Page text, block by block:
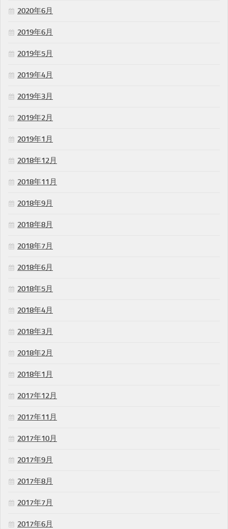
2020年6月
2019年6月
2019年5月
2019年4月
2019年3月
2019年2月
2019年1月
2018年12月
2018年11月
2018年9月
2018年8月
2018年7月
2018年6月
2018年5月
2018年4月
2018年3月
2018年2月
2018年1月
2017年12月
2017年11月
2017年10月
2017年9月
2017年8月
2017年7月
2017年6月